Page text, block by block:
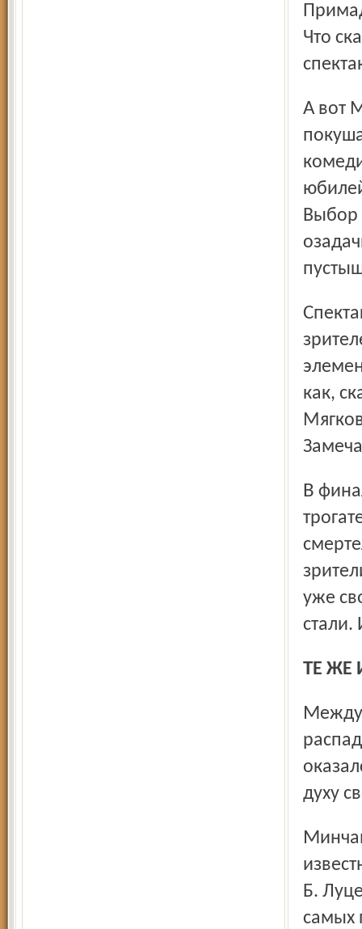
Что
А вот МХАТ имени Чехова в Ярославле на классику и не
Выбор
Спектакль прост, как валенок. И воздействие его на
как,
В финале вдруг оказалось, что главный герой (его
уже
стали.
ТЕ ЖЕ
Международный фестиваль стал таковым благодаря
духу
Минчане показали спектакль «В сумерках» (постановка
Б.
самых